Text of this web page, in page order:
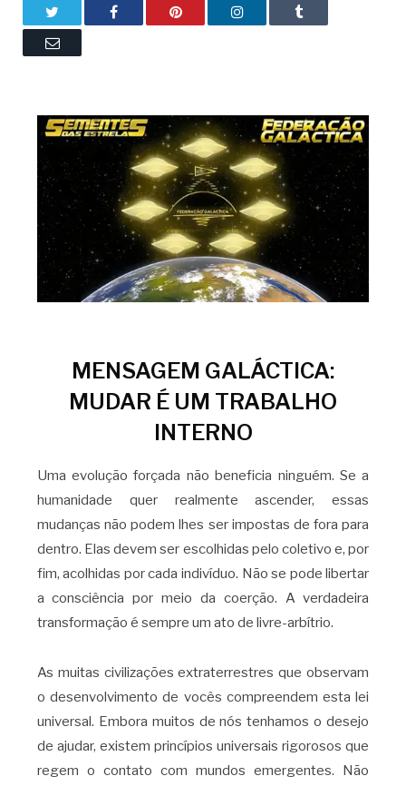
Facebook Pinterest LinkedIn Tumblr
Email
MENSAGEM GALÁCTICA:
MUDAR É UM TRABALHO
INTERNO
Uma evolução forçada não beneficia ninguém. Se a
humanidade quer realmente ascender, essas
mudanças não podem lhes ser impostas de fora para
dentro. Elas devem ser escolhidas pelo coletivo e, por
fim, acolhidas por cada indivíduo. Não se pode libertar
a consciência por meio da coerção. A verdadeira
transformação é sempre um ato de livre-arbítrio.
As muitas civilizações extraterrestres que observam
o desenvolvimento de vocês compreendem esta lei
universal. Embora muitos de nós tenhamos o desejo
de ajudar, existem princípios universais rigorosos que
regem o contato com mundos emergentes. Não